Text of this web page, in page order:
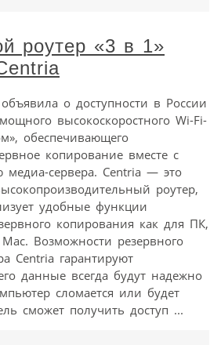
роутер «3 в 1»
о доступности в России
высокоскоростного Wi-Fi-
обеспечивающего
копирование вместе с
медиа-сервера. Centria — это
роутер,
удобные функции
копирования как для ПК,
Возможности резервного
Centria гарантируют
данные всегда будут надежно
сломается или будет
сможет получить доступ ...